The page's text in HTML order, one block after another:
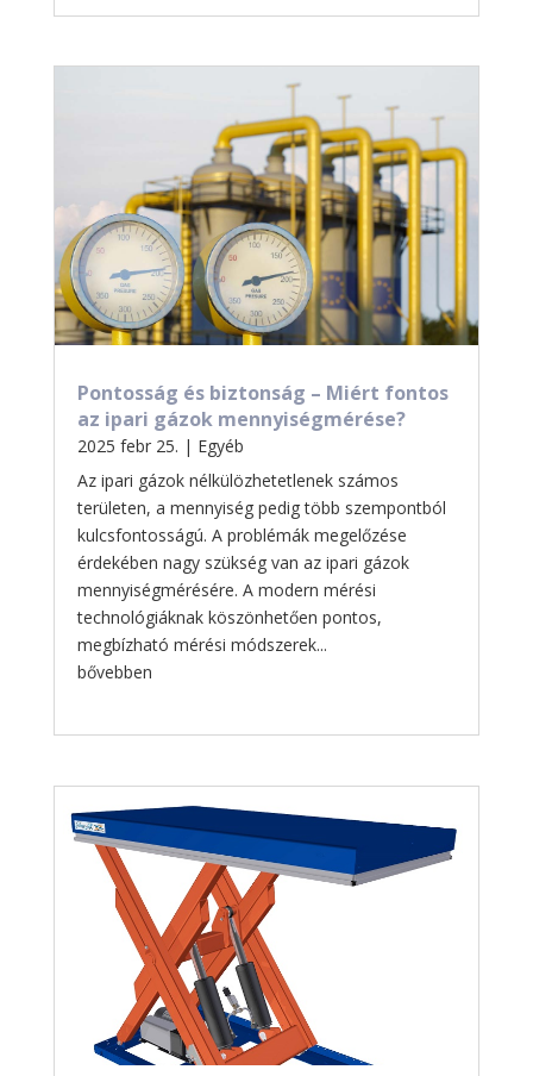
Pontosság és biztonság – Miért fontos
az ipari gázok mennyiségmérése?
2025 febr 25. | Egyéb
Az ipari gázok nélkülözhetetlenek számos
területen, a mennyiség pedig több szempontból
kulcsfontosságú. A problémák megelőzése
érdekében nagy szükség van az ipari gázok
mennyiségmérésére. A modern mérési
technológiáknak köszönhetően pontos,
megbízható mérési módszerek...
bővebben